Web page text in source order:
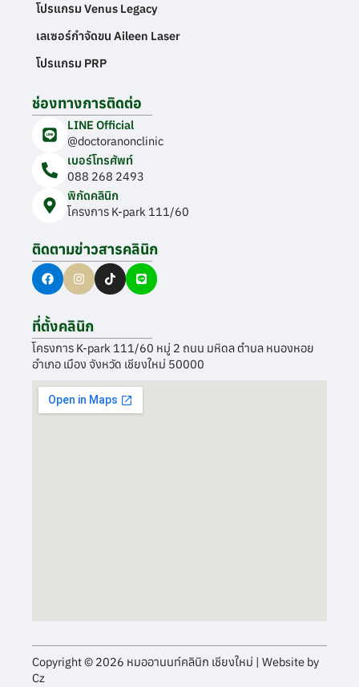
โปรแกรม Venus Legacy
เลเซอร์กำจัดขน Aileen Laser
โปรแกรม PRP
ช่องทางการติดต่อ
LINE Official
@doctoranonclinic
เบอร์โทรศัพท์
088 268 2493
พิกัดคลินิก
โครงการ K-park 111/60
ติดตามข่าวสารคลินิก
ที่ตั้งคลินิก
โครงการ K-park 111/60 หมู่ 2 ถนน มหิดล ตำบล หนองหอย
อำเภอ เมือง จังหวัด เชียงใหม่ 50000
Copyright © 2026 หมออานนท์คลินิก เชียงใหม่ | Website by
Cz